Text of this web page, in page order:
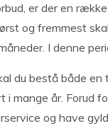
er der en
og fremmest
I denne
du bestå både
mange år. Forud
og have